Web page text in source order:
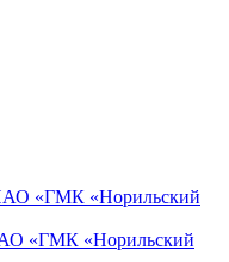
«ГМК «Норильский
«ГМК «Норильский